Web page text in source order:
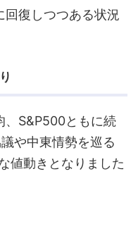
回復しつつある状況
、S&P500ともに続
や中東情勢を巡る
値動きとなりました